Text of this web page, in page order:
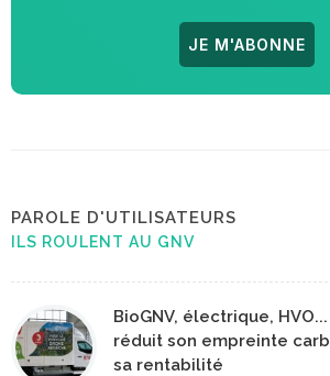
JE M'ABONNE
PAROLE D'UTILISATEURS
ILS ROULENT AU GNV
BioGNV, électrique,
réduit son empreinte
sa rentabilité